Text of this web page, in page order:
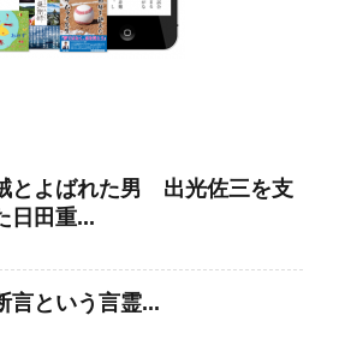
とよばれた男 出光佐三を支
日田重...
言という言霊...